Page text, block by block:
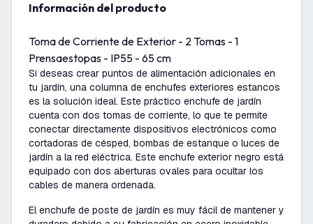
información del producto
Toma de Corriente de Exterior - 2 Tomas - 1
Prensaestopas - IP55 - 65 cm
Si deseas crear puntos de alimentación adicionales en
tu jardín, una columna de enchufes exteriores estancos
es la solución ideal. Este práctico enchufe de jardín
cuenta con dos tomas de corriente, lo que te permite
conectar directamente dispositivos electrónicos como
cortadoras de césped, bombas de estanque o luces de
jardín a la red eléctrica. Este enchufe exterior negro está
equipado con dos aberturas ovales para ocultar los
cables de manera ordenada.
El enchufe de poste de jardín es muy fácil de mantener y